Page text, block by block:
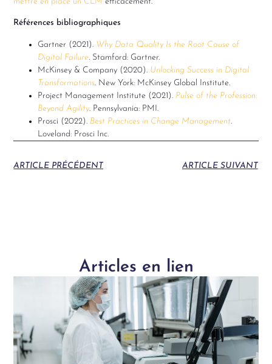
Références bibliographiques
Gartner (2021). Why Data Quality Is the Root Cause of
Digital Failure. Stamford: Gartner.
McKinsey & Company (2020). Unlocking Success in Digital
Transformations. New York: McKinsey Global Institute.
Project Management Institute (2021). Pulse of the Profession:
Beyond Agility. Pennsylvania: PMI.
Prosci (2022). Best Practices in Change Management.
Loveland: Prosci Inc.
ARTICLE PRÉCÉDENT ARTICLE SUIVANT
Articles en lien